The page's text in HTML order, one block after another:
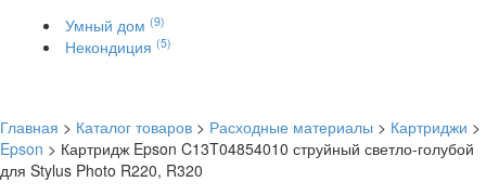
Умный дом (9)
Некондиция (5)
Главная > Каталог товаров > Расходные материалы > Картриджи >
Epson > Картридж Epson C13T04854010 струйный светло-голубой
для Stylus Photo R220, R320